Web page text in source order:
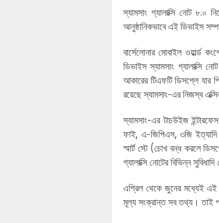
স্যামসাং গ্যালাক্সি নোট ৮.০
আনুষ্ঠানিকভাবে এই ডিভাইস
বার্সেলোনার মোবাইল ওয়ার্ল্ড
ডিভাইস স্যামসাং
আকারের টিএফটি ডিসপ্লে
রয়েছে স্যামসাং-এর নিজস্ব
স্যামসাং-এর টাচউইজ
ফাই, এ-জিপিএস, ৩জি
স্মার্ট স্টে (চোখ বন্ধ করলে
গ্যালাক্সি নোটের বিভিন্ন
এপ্রিল থেকে জুনের মধ্যেই এই
মূল্য সংক্রান্ত সব তথ্য। তাই